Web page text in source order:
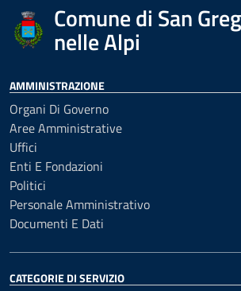
Comune di San
nelle Alpi
AMMINISTRAZIONE
Organi Di Governo
Aree Amministrative
Uffici
Enti E Fondazioni
Politici
Personale Amministrativo
Documenti E Dati
CATEGORIE DI SERVIZIO